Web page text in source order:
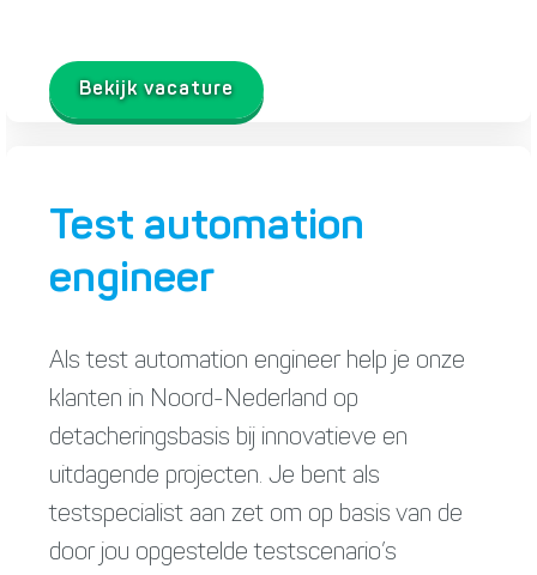
Bekijk vacature
Test automation
engineer
Als test automation engineer help je onze
klanten in Noord-Nederland op
detacheringsbasis bij innovatieve en
uitdagende projecten. Je bent als
testspecialist aan zet om op basis van de
door jou opgestelde testscenario’s